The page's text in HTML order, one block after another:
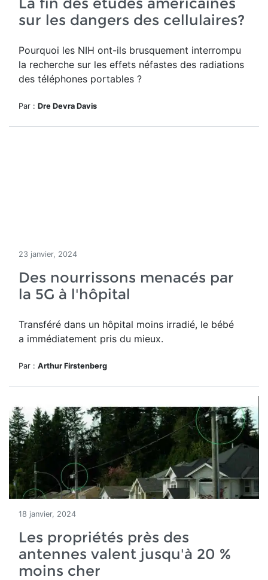
sur les dangers des cellulaires?
Pourquoi les NIH ont-ils brusquement interrompu
la recherche sur les effets néfastes des radiations
des téléphones portables ?
Par : Dre Devra Davis
23 janvier, 2024
Des nourrissons menacés par
la 5G à l'hôpital
Transféré dans un hôpital moins irradié, le bébé
a immédiatement pris du mieux.
Par : Arthur Firstenberg
18 janvier, 2024
Les propriétés près des
antennes valent jusqu'à 20 %
moins cher